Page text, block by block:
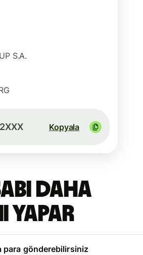
S.A.
Kopyala
daha
yapar
para gönderebilirsiniz